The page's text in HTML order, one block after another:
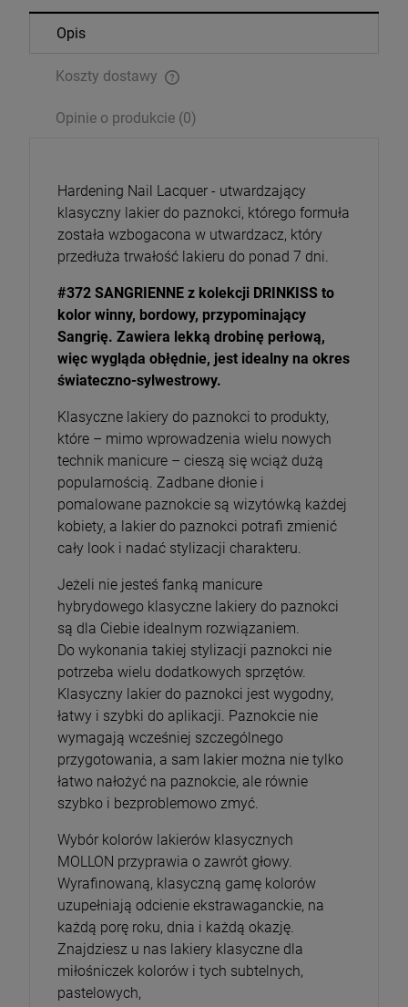
Opis
Koszty dostawy
Opinie o produkcie (0)
Hardening Nail Lacquer - utwardzający
klasyczny lakier do paznokci, którego formuła
została wzbogacona w utwardzacz, który
przedłuża trwałość lakieru do ponad 7 dni.
#372 SANGRIENNE z kolekcji DRINKISS to
kolor winny, bordowy, przypominający
Sangrię. Zawiera lekką drobinę perłową,
więc wygląda obłędnie, jest idealny na okres
świateczno-sylwestrowy.
Klasyczne lakiery do paznokci to produkty,
które – mimo wprowadzenia wielu nowych
technik manicure – cieszą się wciąż dużą
popularnością. Zadbane dłonie i
pomalowane paznokcie są wizytówką każdej
kobiety, a lakier do paznokci potrafi zmienić
cały look i nadać stylizacji charakteru.
Jeżeli nie jesteś fanką manicure
hybrydowego klasyczne lakiery do paznokci
są dla Ciebie idealnym rozwiązaniem.
Do wykonania takiej stylizacji paznokci nie
potrzeba wielu dodatkowych sprzętów.
Klasyczny lakier do paznokci jest wygodny,
łatwy i szybki do aplikacji. Paznokcie nie
wymagają wcześniej szczególnego
przygotowania, a sam lakier można nie tylko
łatwo nałożyć na paznokcie, ale równie
szybko i bezproblemowo zmyć.
Wybór kolorów lakierów klasycznych
MOLLON przyprawia o zawrót głowy.
Wyrafinowaną, klasyczną gamę kolorów
uzupełniają odcienie ekstrawaganckie, na
każdą porę roku, dnia i każdą okazję.
Znajdziesz u nas lakiery klasyczne dla
miłośniczek kolorów i tych subtelnych,
pastelowych,